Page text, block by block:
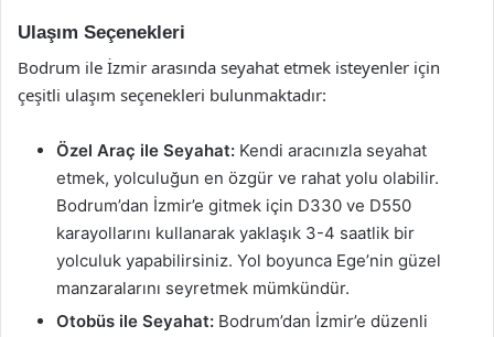
Ulaşım Seçenekleri
Bodrum ile İzmir arasında seyahat etmek isteyenler için
çeşitli ulaşım seçenekleri bulunmaktadır:
Özel Araç ile Seyahat: Kendi aracınızla seyahat
etmek, yolculuğun en özgür ve rahat yolu olabilir.
Bodrum’dan İzmir’e gitmek için D330 ve D550
karayollarını kullanarak yaklaşık 3-4 saatlik bir
yolculuk yapabilirsiniz. Yol boyunca Ege’nin güzel
manzaralarını seyretmek mümkündür.
Otobüs ile Seyahat: Bodrum’dan İzmir’e düzenli